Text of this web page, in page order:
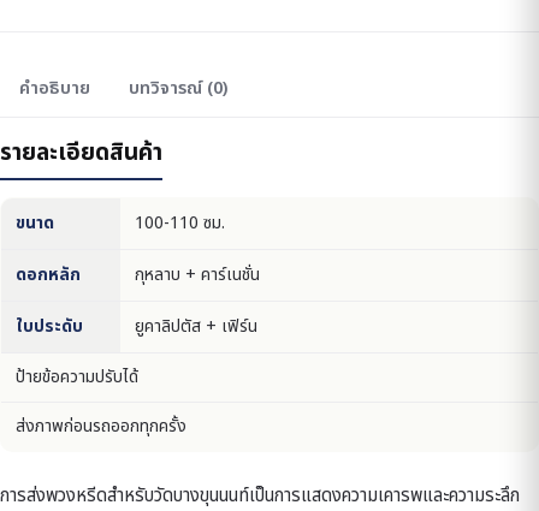
คำอธิบาย บทวิจารณ์ (0)
รายละเอียดสินค้า
ขนาด 100-110 ซม.
ดอกหลัก กุหลาบ + คาร์เนชั่น
ใบประดับ
ยูคาลิปตัส + เฟิร์น
ป้ายข้อความปรับได้
ส่งภาพก่อนรถออกทุกครั้ง
การส่งพวงหรีดสำหรับวัดบางขุนนนท์เป็นการแสดงความเคารพและความระลึก